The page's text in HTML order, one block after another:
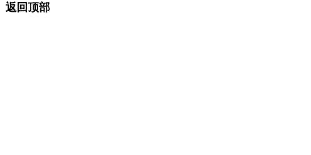
返回顶部